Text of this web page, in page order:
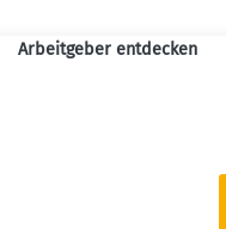
Arbeitgeber entdecken